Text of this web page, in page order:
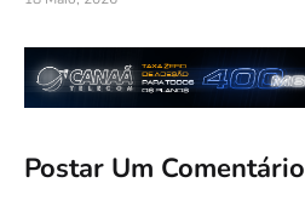
Postar Um Comentário